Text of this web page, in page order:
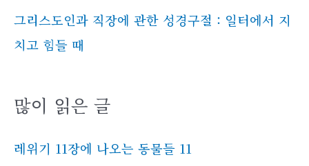
그리스도인과 직장에 관한 성경구절 : 일터에서 지
치고 힘들 때
많이 읽은 글
레위기 11장에 나오는 동물들 11